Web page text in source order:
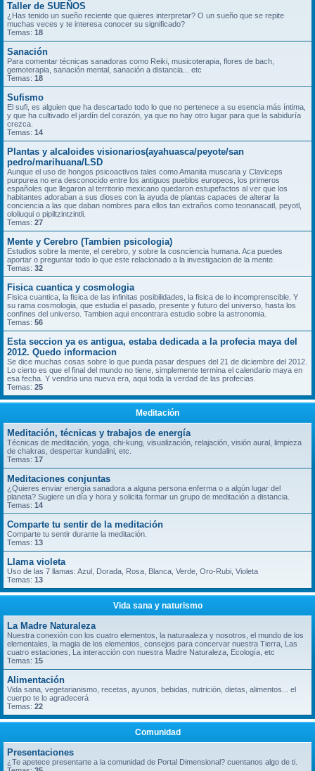
Taller de SUEÑOS
¿Has tenido un sueño reciente que quieres interpretar? O un sueño que se repite
muchas veces y te interesa conocer su significado?
Temas: 18
Sanación
Para comentar técnicas sanadoras como Reiki, musicoterapia, flores de bach,
gemoterapia, sanación mental, sanación a distancia... etc
Temas: 18
Sufismo
El sufi, es alguien que ha descartado todo lo que no pertenece a su esencia más íntima,
y que ha cultivado el jardín del corazón, ya que no hay otro lugar para que la sabiduría
crezca.
Temas: 14
Plantas y alcaloides visionarios(ayahuasca/peyote/san
pedro/marihuana/LSD
Aunque el uso de hongos psicoactivos tales como Amanita muscaria y Claviceps
purpurea no era desconocido entre los antiguos pueblos europeos, los primeros
españoles que llegaron al territorio mexicano quedaron estupefactos al ver que los
habitantes adoraban a sus dioses con la ayuda de plantas capaces de alterar la
conciencia a las que daban nombres para ellos tan extraños como teonanacatl, peyotl,
ololiuqui o pipiltzintzintli.
Temas: 27
Mente y Cerebro (Tambien psicologia)
Estudios sobre la mente, el cerebro, y sobre la cosnciencia humana. Aca puedes
aportar o preguntar todo lo que este relacionado a la investigacion de la mente.
Temas: 32
Fisica cuantica y cosmologia
Fisica cuantica, la fisica de las infinitas posibilidades, la fisica de lo incomprenscible. Y
su rama cosmologia, que estudia el pasado, presente y futuro del universo, hasta los
confines del universo. Tambien aqui encontrara estudio sobre la astronomia.
Temas: 56
Esta seccion ya es antigua, estaba dedicada a la profecia maya del
2012. Quedo informacion
Se dice muchas cosas sobre lo que pueda pasar despues del 21 de diciembre del 2012.
Lo cierto es que el final del mundo no tiene, simplemente termina el calendario maya en
esa fecha. Y vendria una nueva era, aqui toda la verdad de las profecias.
Temas: 25
Meditación
Meditación, técnicas y trabajos de energía
Técnicas de meditación, yoga, chi-kung, visualización, relajación, visión aural, limpieza
de chakras, despertar kundalini, etc.
Temas: 17
Meditaciones conjuntas
¿Quieres enviar energía sanadora a alguna persona enferma o a algún lugar del
planeta? Sugiere un día y hora y solicita formar un grupo de meditación a distancia.
Temas: 14
Comparte tu sentir de la meditación
Comparte tu sentir durante la meditación.
Temas: 13
Llama violeta
Uso de las 7 llamas: Azul, Dorada, Rosa, Blanca, Verde, Oro-Rubi, Violeta
Temas: 13
Vida sana y naturismo
La Madre Naturaleza
Nuestra conexión con los cuatro elementos, la naturaaleza y nosotros, el mundo de los
elementales, la magia de los elementos, consejos para concervar nuestra Tierra, Las
cuatro estaciones, La interacción con nuestra Madre Naturaleza, Ecología, etc
Temas: 15
Alimentación
Vida sana, vegetarianismo, recetas, ayunos, bebidas, nutrición, dietas, alimentos... el
cuerpo te lo agradecerá
Temas: 22
Comunidad
Presentaciones
¿Te apetece presentarte a la comunidad de Portal Dimensional? cuentanos algo de ti.